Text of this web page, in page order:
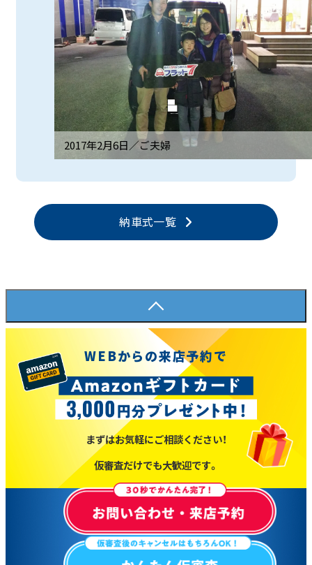
2017年2月6日／ご夫婦
納車式一覧
WEBからの来店予約で
まずはお気軽にご相談ください！
仮審査だけでも大歓迎です。